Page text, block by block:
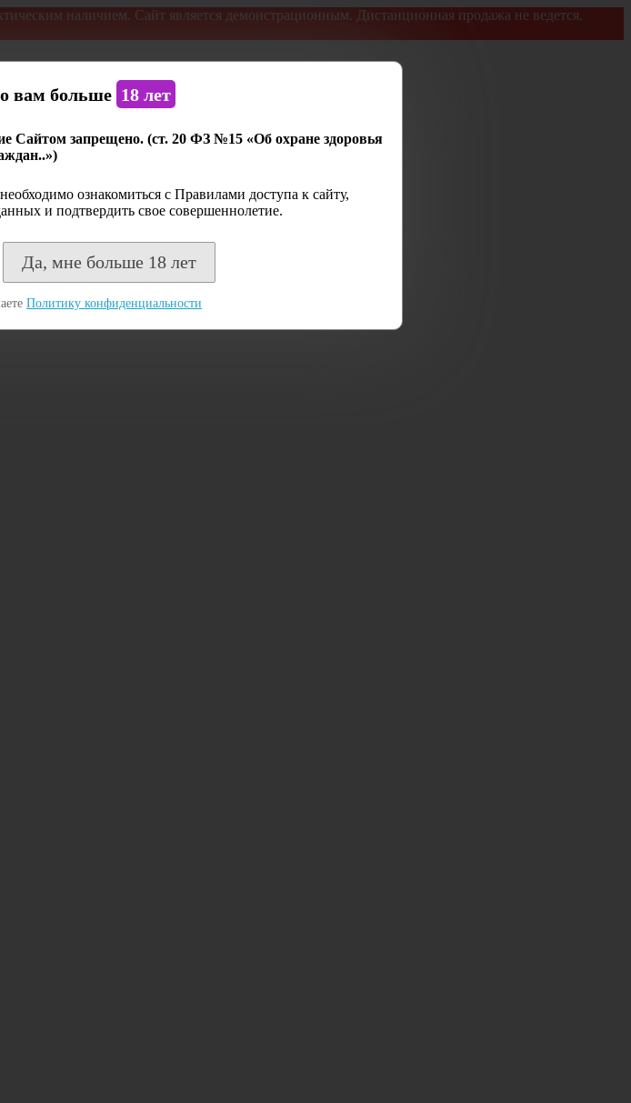
наличием. Сайт является демонстрационным. Дистанционная продажа не ведется.
вам больше 18 лет
Сайтом запрещено. (ст. 20 ФЗ №15 «Об охране здоровья
ознакомиться с Правилами доступа к сайту,
и подтвердить свое совершеннолетие.
Да, мне больше 18 лет
Политику конфиденциальности